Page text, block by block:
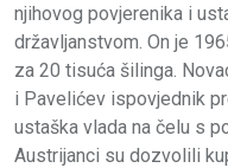
njihovog povjerenika i
državljanstvom. On je
za 20 tisuća šilinga.
i Pavelićev ispovjednik
ustaška vlada na čelu s
Austrijanci su dozvolili